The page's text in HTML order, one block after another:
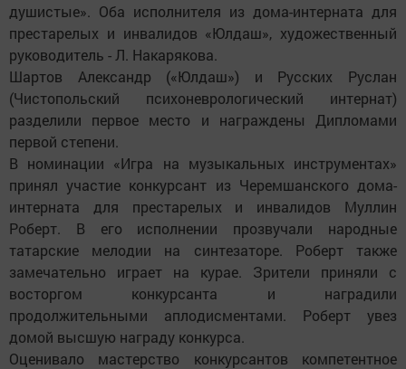
душистые». Оба исполнителя из дома-интерната для
престарелых и инвалидов «Юлдаш», художественный
руководитель - Л. Накарякова.
Шартов Александр («Юлдаш») и Русских Руслан
(Чистопольский психоневрологический интернат)
разделили первое место и награждены Дипломами
первой степени.
В номинации «Игра на музыкальных инструментах»
принял участие конкурсант из Черемшанского дома-
интерната для престарелых и инвалидов Муллин
Роберт. В его исполнении прозвучали народные
татарские мелодии на синтезаторе. Роберт также
замечательно играет на курае. Зрители приняли с
восторгом конкурсанта и наградили
продолжительными аплодисментами. Роберт увез
домой высшую награду конкурса.
Оценивало мастерство конкурсантов компетентное